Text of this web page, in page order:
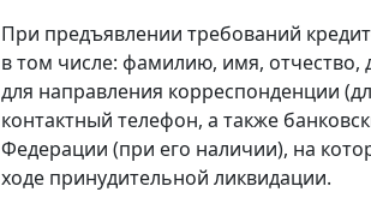
При предъявлении требований
в том числе: фамилию, имя, отчество,
для направления корреспонденции
контактный телефон, а также
Федерации (при его наличии), на
ходе принудительной ликвидации.